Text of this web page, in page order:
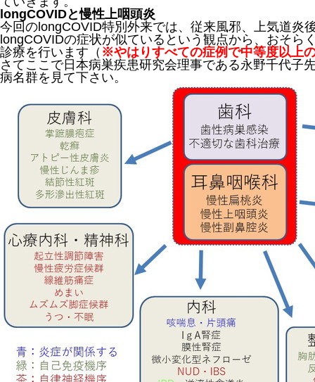
longCOVIDと慢性上咽頭炎
今回のlongCOVID特別外来では、従来風邪、上気道炎
longCOVIDの症状が似ているという観点から、おそら
診療を行います（ ※やはりすべての症例で中等度以上
さてここで日本病巣疾患研究会理事である永野千代子
病名群を見て下さい。